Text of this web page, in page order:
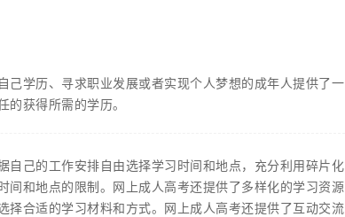
学历、寻求职业发展或者实现个人梦想的成年人提供了一
获得所需的学历。
己的工作安排自由选择学习时间和地点，充分利用碎片化
和地点的限制。网上成人高考还提供了多样化的学习资源
合适的学习材料和方式。网上成人高考还提供了互动交流